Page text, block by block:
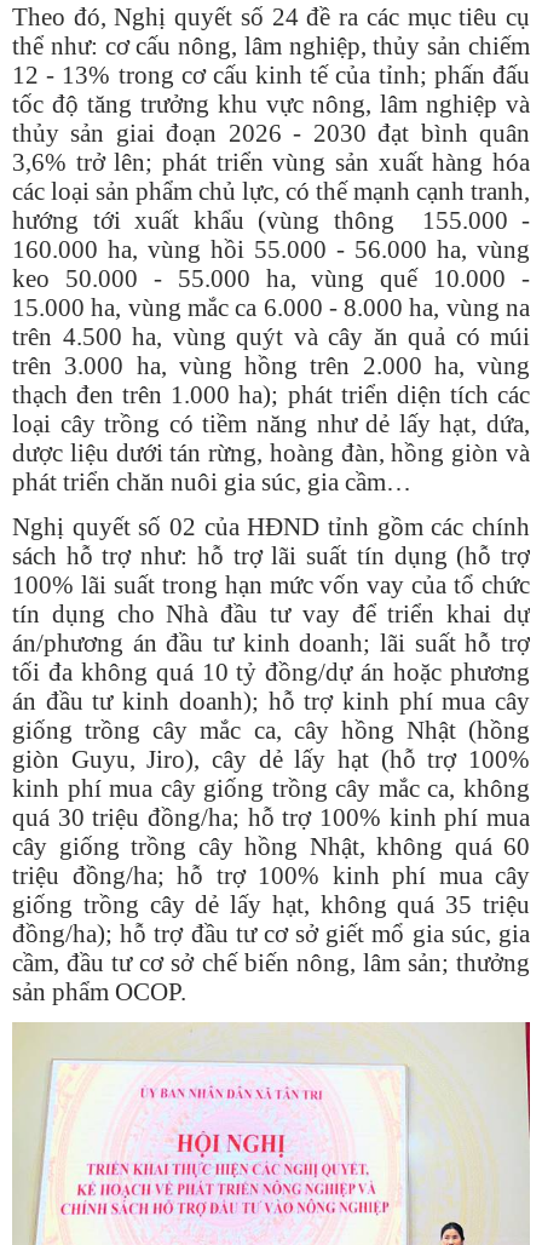
Theo đó, Nghị quyết số 24 đề ra các mục tiêu cụ
thể như: cơ cấu nông, lâm nghiệp, thủy sản chiếm
12 - 13% trong cơ cấu kinh tế của tỉnh; phấn đấu
tốc độ tăng trưởng khu vực nông, lâm nghiệp và
thủy sản giai đoạn 2026 - 2030 đạt bình quân
3,6% trở lên; phát triển vùng sản xuất hàng hóa
các loại sản phẩm chủ lực, có thế mạnh cạnh tranh,
hướng tới xuất khẩu (vùng thông 155.000 -
160.000 ha, vùng hồi 55.000 - 56.000 ha, vùng
keo 50.000 - 55.000 ha, vùng quế 10.000 -
15.000 ha, vùng mắc ca 6.000 - 8.000 ha, vùng na
trên 4.500 ha, vùng quýt và cây ăn quả có múi
trên 3.000 ha, vùng hồng trên 2.000 ha, vùng
thạch đen trên 1.000 ha); phát triển diện tích các
loại cây trồng có tiềm năng như dẻ lấy hạt, dứa,
dược liệu dưới tán rừng, hoàng đàn, hồng giòn và
phát triển chăn nuôi gia súc, gia cầm…
Nghị quyết số 02 của HĐND tỉnh gồm các chính
sách hỗ trợ như: hỗ trợ lãi suất tín dụng (hỗ trợ
100% lãi suất trong hạn mức vốn vay của tổ chức
tín dụng cho Nhà đầu tư vay để triển khai dự
án/phương án đầu tư kinh doanh; lãi suất hỗ trợ
tối đa không quá 10 tỷ đồng/dự án hoặc phương
án đầu tư kinh doanh); hỗ trợ kinh phí mua cây
giống trồng cây mắc ca, cây hồng Nhật (hồng
giòn Guyu, Jiro), cây dẻ lấy hạt (hỗ trợ 100%
kinh phí mua cây giống trồng cây mắc ca, không
quá 30 triệu đồng/ha; hỗ trợ 100% kinh phí mua
cây giống trồng cây hồng Nhật, không quá 60
triệu đồng/ha; hỗ trợ 100% kinh phí mua cây
giống trồng cây dẻ lấy hạt, không quá 35 triệu
đồng/ha); hỗ trợ đầu tư cơ sở giết mổ gia súc, gia
cầm, đầu tư cơ sở chế biến nông, lâm sản; thưởng
sản phẩm OCOP.